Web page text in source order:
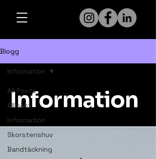
Blogg
All Posts
Allmänt
Information
Skorstenshuv
Bandtäckning
Information
Information